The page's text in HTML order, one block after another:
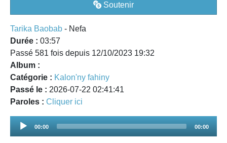
Soutenir
Tarika Baobab - Nefa
Durée : 03:57
Passé 581 fois depuis 12/10/2023 19:32
Album :
Catégorie : Kalon'ny fahiny
Passé le : 2026-07-22 02:41:41
Paroles : Cliquer ici
Audio
00:00 00:00